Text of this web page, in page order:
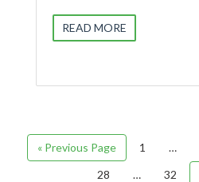
READ MORE
« Previous Page 1 …
28
… 32